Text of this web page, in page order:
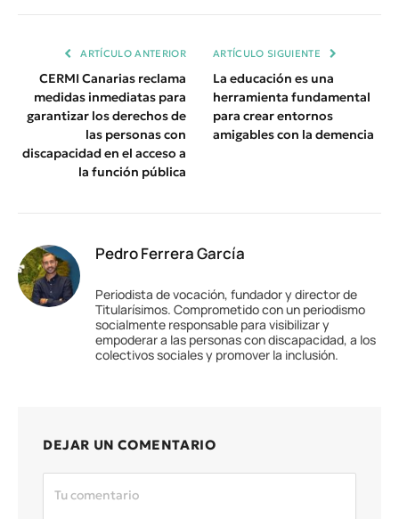
ARTÍCULO ANTERIOR
CERMI Canarias reclama
medidas inmediatas para
garantizar los derechos de
las personas con
discapacidad en el acceso a
la función pública
ARTÍCULO SIGUIENTE
La educación es una
herramienta fundamental
para crear entornos
amigables con la demencia
Pedro Ferrera García
Periodista de vocación, fundador y director de
Titularísimos. Comprometido con un periodismo
socialmente responsable para visibilizar y
empoderar a las personas con discapacidad, a los
colectivos sociales y promover la inclusión.
DEJAR UN COMENTARIO